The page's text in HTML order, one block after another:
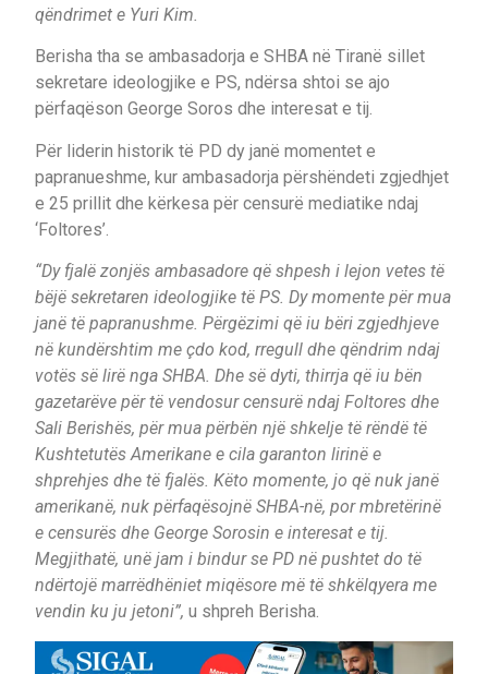
qëndrimet e Yuri Kim.
Berisha tha se ambasadorja e SHBA në Tiranë sillet
sekretare ideologjike e PS, ndërsa shtoi se ajo
përfaqëson George Soros dhe interesat e tij.
Për liderin historik të PD dy janë momentet e
papranueshme, kur ambasadorja përshëndeti zgjedhjet
e 25 prillit dhe kërkesa për censurë mediatike ndaj
‘Foltores’.
“Dy fjalë zonjës ambasadore që shpesh i lejon vetes të
bëjë sekretaren ideologjike të PS. Dy momente për mua
janë të papranushme. Përgëzimi që iu bëri zgjedhjeve
në kundërshtim me çdo kod, rregull dhe qëndrim ndaj
votës së lirë nga SHBA. Dhe së dyti, thirrja që iu bën
gazetarëve për të vendosur censurë ndaj Foltores dhe
Sali Berishës, për mua përbën një shkelje të rëndë të
Kushtetutës Amerikane e cila garanton lirinë e
shprehjes dhe të fjalës. Këto momente, jo që nuk janë
amerikanë, nuk përfaqësojnë SHBA-në, por mbretërinë
e censurës dhe George Sorosin e interesat e tij.
Megjithatë, unë jam i bindur se PD në pushtet do të
ndërtojë marrëdhëniet miqësore më të shkëlqyera me
vendin ku ju jetoni”, u shpreh Berisha.